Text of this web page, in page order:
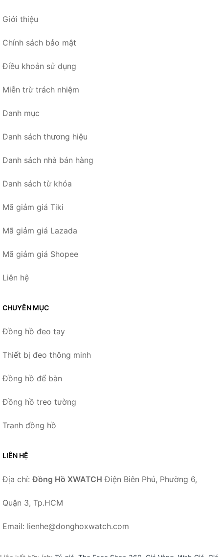
Giới thiệu
Chính sách bảo mật
Điều khoản sử dụng
Miễn trừ trách nhiệm
Danh mục
Danh sách thương hiệu
Danh sách nhà bán hàng
Danh sách từ khóa
Mã giảm giá Tiki
Mã giảm giá Lazada
Mã giảm giá Shopee
Liên hệ
CHUYÊN MỤC
Đồng hồ đeo tay
Thiết bị đeo thông minh
Đồng hồ để bàn
Đồng hồ treo tường
Tranh đồng hồ
LIÊN HỆ
Địa chỉ:Đồng Hồ XWATCH Điện Biên Phủ, Phường 6,
Quận 3, Tp.HCM
Email: lienhe@donghoxwatch.com